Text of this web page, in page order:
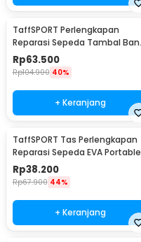
TaffSPORT Perlengkapan
Reparasi Sepeda Tambal Ban
16 in 1 - PP06S
Rp63.500
Rp104.900 40%
+ Keranjang
TaffSPORT Tas Perlengkapan
Reparasi Sepeda EVA Portable
Size L - PP08S
Rp38.200
Rp67.900 44%
+ Keranjang